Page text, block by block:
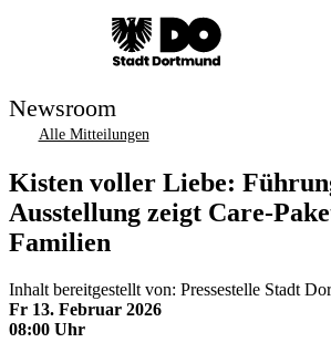
Newsroom
Alle Mitteilungen
Kisten voller Liebe:
Ausstellung zeigt Care-
Familien
Inhalt bereitgestellt von: Pressestelle Stadt
Fr 13. Februar 2026
08:00 Uhr